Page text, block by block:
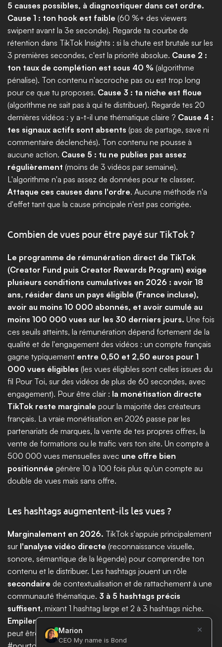
5 causes possibles, à diagnostiquer dans cet ordre.
Cause 1 : ton hook est faible (60 %+ des viewers
swipent avant la 3e seconde). Regarde ta courbe de
rétention dans TikTok Insights : si la chute est brutale sur les
3 premières secondes, c'est la priorité absolue. Cause 2 :
ton taux de complétion est sous 40 % (algorithme
pénalise). Ton contenu n'accroche pas ou est trop long
pour ce que tu proposes. Cause 3 : ta niche est floue
(algorithme ne sait pas à qui te distribuer). Regarde tes 20
dernières vidéos : y a-t-il une thématique claire ? Cause 4 :
tes signaux actifs sont absents (pas de partage, save ni
commentaire déclenchés). Ton contenu ne pousse à
aucune action. Cause 5 : tu ne publies pas assez
régulièrement (moins de 3 vidéos par semaine).
Attaque ces causes dans l'ordre. Aucune méthode n'a
d'effet tant que la cause principale n'est pas corrigée.
Combien de vues pour être payé sur TikTok ?
Le programme de rémunération direct de TikTok
(Creator Fund puis Creator Rewards Program) exige
plusieurs conditions cumulatives en 2026 : avoir 18
ans, résider dans un pays éligible (France incluse),
avoir au moins 10 000 abonnés, et avoir cumulé au
moins 100 000 vues sur les 30 derniers jours. Une fois
ces seuils atteints, la rémunération dépend fortement de la
qualité et de l'engagement des vidéos : un compte français
gagne typiquement entre 0,50 et 2,50 euros pour 1
000 vues éligibles (les vues éligibles sont celles issues du
fil Pour Toi, sur des vidéos de plus de 60 secondes, avec
engagement). Pour être clair : la monétisation directe
TikTok reste marginale pour la majorité des créateurs
français. La vraie monétisation en 2026 passe par les
partenariats de marques, la vente de tes propres offres, la
vente de formations ou le trafic vers ton site. Un compte à
500 000 vues mensuelles avec une offre bien
positionnée génère 10 à 100 fois plus qu'un compte au
double de vues mais sans offre.
Les hashtags augmentent-ils les vues ?
Marginalement en 2026. TikTok s'appuie principalement
sur l'analyse vidéo directe (reconnaissance visuelle,
sonore, sémantique de la légende) pour comprendre ton
secondaire de contextualisation et de rattachement à une
communauté thématique. 3 à 5 hashtags précis
suffisent
Empiler 25 à 30 hashtags n'apporte pratiquement rien et
peut être perçu comme du spam.